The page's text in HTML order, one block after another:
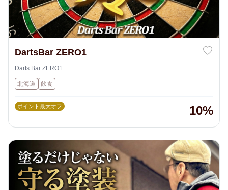
DartsBar ZERO1
Darts Bar ZERO1
北海道 飲食
ポイント最大オフ 10%